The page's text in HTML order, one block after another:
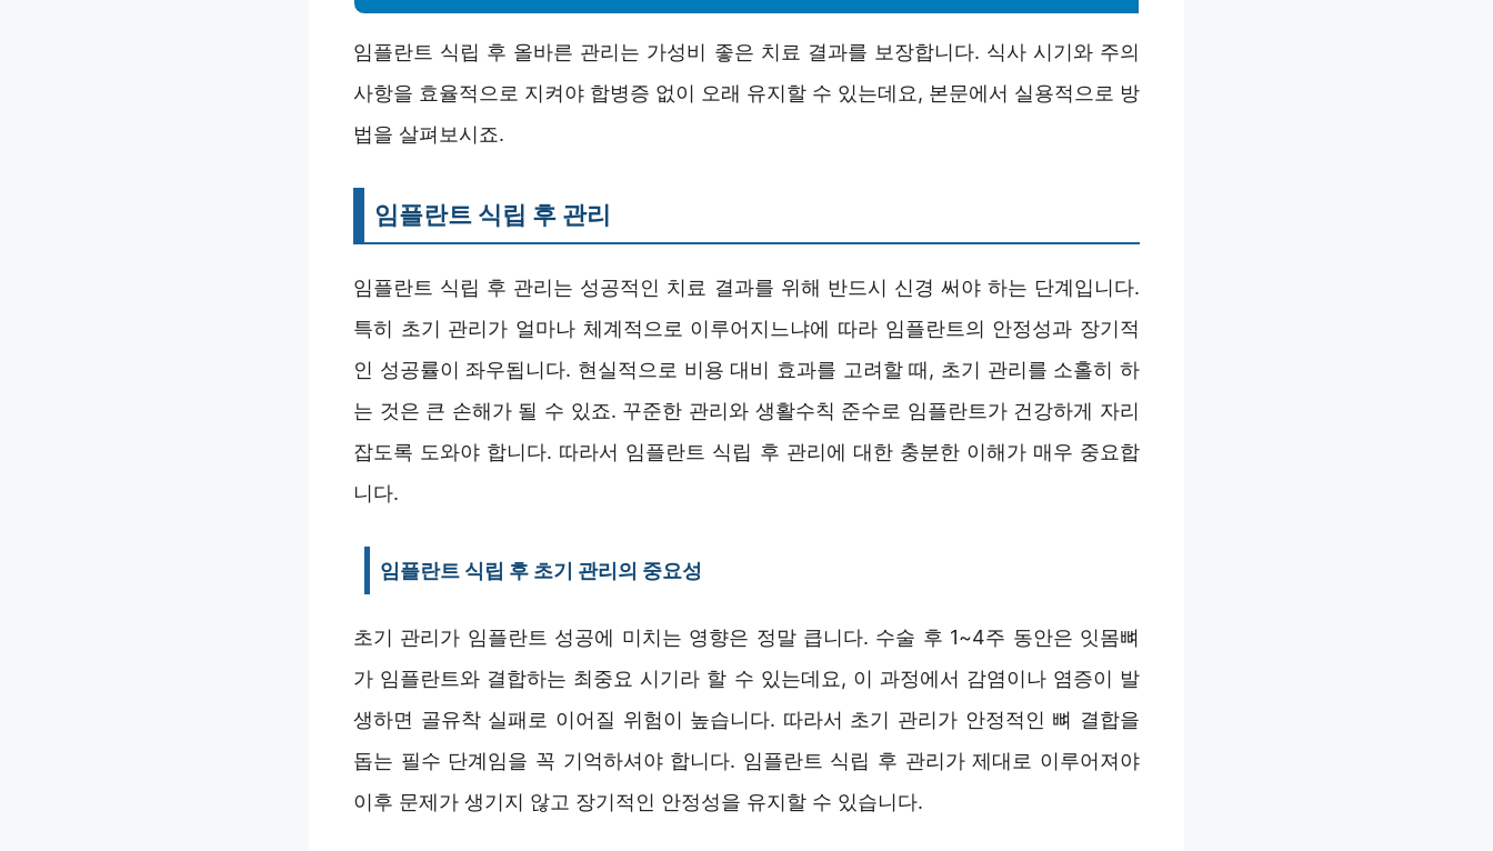
임플란트 식립 후 올바른 관리는 가성비 좋은 치료 결과를 보장합니다. 식사 시기와 주의
사항을 효율적으로 지켜야 합병증 없이 오래 유지할 수 있는데요, 본문에서 실용적으로 방
법을 살펴보시죠.
임플란트 식립 후 관리
임플란트 식립 후 관리는 성공적인 치료 결과를 위해 반드시 신경 써야 하는 단계입니다.
특히 초기 관리가 얼마나 체계적으로 이루어지느냐에 따라 임플란트의 안정성과 장기적
인 성공률이 좌우됩니다. 현실적으로 비용 대비 효과를 고려할 때, 초기 관리를 소홀히 하
는 것은 큰 손해가 될 수 있죠. 꾸준한 관리와 생활수칙 준수로 임플란트가 건강하게 자리
잡도록 도와야 합니다. 따라서 임플란트 식립 후 관리에 대한 충분한 이해가 매우 중요합
니다.
임플란트 식립 후 초기 관리의 중요성
초기 관리가 임플란트 성공에 미치는 영향은 정말 큽니다. 수술 후 1~4주 동안은 잇몸뼈
가 임플란트와 결합하는 최중요 시기라 할 수 있는데요, 이 과정에서 감염이나 염증이 발
생하면 골유착 실패로 이어질 위험이 높습니다. 따라서 초기 관리가 안정적인 뼈 결합을
돕는 필수 단계임을 꼭 기억하셔야 합니다. 임플란트 식립 후 관리가 제대로 이루어져야
이후 문제가 생기지 않고 장기적인 안정성을 유지할 수 있습니다.